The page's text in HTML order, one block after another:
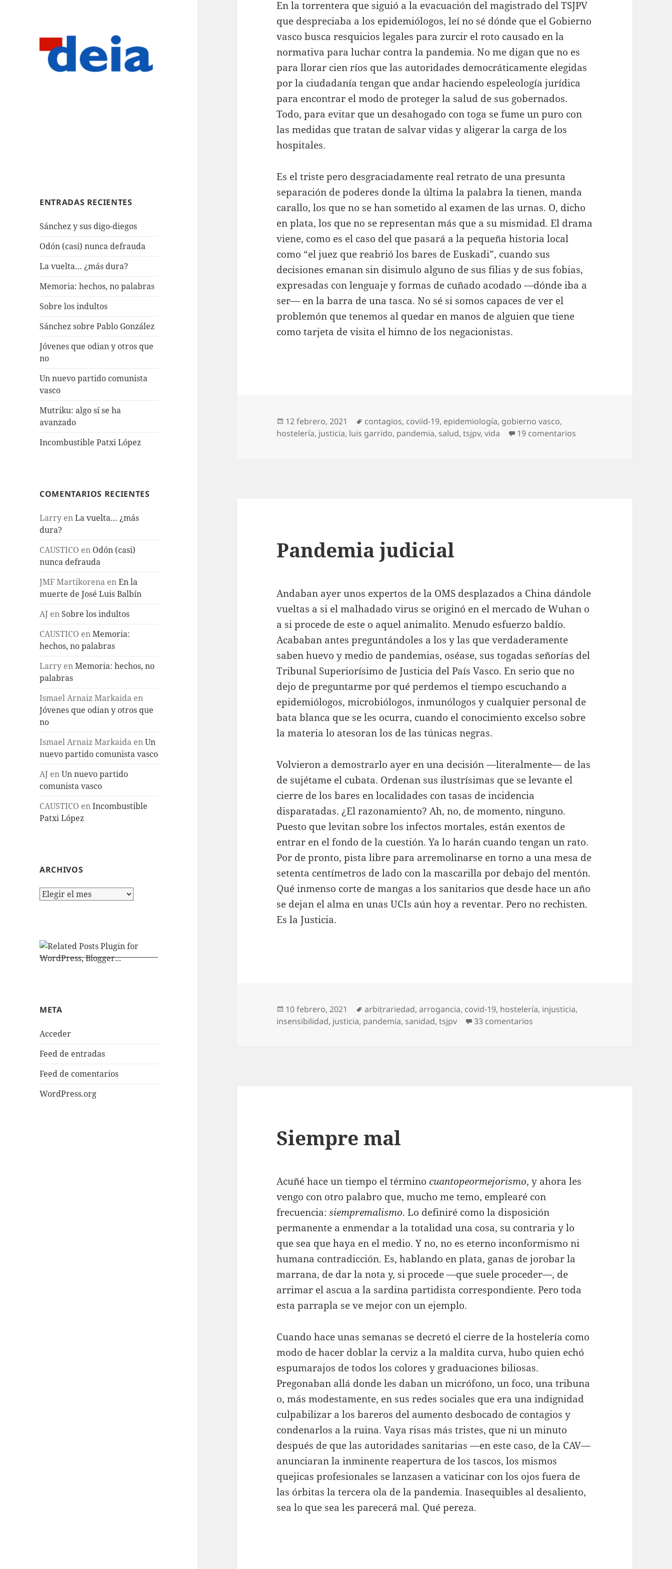
ENTRADAS RECIENTES
Sánchez y sus digo-diegos
Odón (casi) nunca defrauda
La vuelta… ¿más dura?
Memoria: hechos, no palabras
Sobre los indultos
Sánchez sobre Pablo González
Jóvenes que odian y otros que
no
Un nuevo partido comunista
vasco
Mutriku: algo sí se ha
avanzado
Incombustible Patxi López
COMENTARIOS RECIENTES
Larry enLa vuelta… ¿más
dura?
CAUSTICO en Odón (casi)
nunca defrauda
JMF Martikorena enEn la
muerte de José Luis Balbín
AJ en Sobre los indultos
CAUSTICO enMemoria:
hechos, no palabras
Larry enMemoria: hechos, no
palabras
Ismael Arnaiz Markaida en
Jóvenes que odian y otros que
no
Ismael Arnaiz Markaida enUn
nuevo partido comunista vasco
AJ enUn nuevo partido
comunista vasco
CAUSTICO enIncombustible
Patxi López
ARCHIVOS
Archivos
META
Acceder
Feed de entradas
Feed de comentarios
WordPress.org
En la torrentera que siguió a la evacuación del magistrado del TSJPV
que despreciaba a los epidemiólogos, leí no sé dónde que el Gobierno
vasco busca resquicios legales para zurcir el roto causado en la
normativa para luchar contra la pandemia. No me digan que no es
para llorar cien ríos que las autoridades democráticamente elegidas
por la ciudadanía tengan que andar haciendo espeleología jurídica
para encontrar el modo de proteger la salud de sus gobernados.
Todo, para evitar que un desahogado con toga se fume un puro con
las medidas que tratan de salvar vidas y aligerar la carga de los
hospitales.
Es el triste pero desgraciadamente real retrato de una presunta
separación de poderes donde la última la palabra la tienen, manda
carallo, los que no se han sometido al examen de las urnas. O, dicho
en plata, los que no se representan más que a su mismidad. El drama
viene, como es el caso del que pasará a la pequeña historia local
como “el juez que reabrió los bares de Euskadi”, cuando sus
decisiones emanan sin disimulo alguno de sus filias y de sus fobias,
expresadas con lenguaje y formas de cuñado acodado —dónde iba a
ser— en la barra de una tasca. No sé si somos capaces de ver el
problemón que tenemos al quedar en manos de alguien que tiene
como tarjeta de visita el himno de los negacionistas.
Publicado
el
12 febrero, 2021 Etiquetas
contagios, coviid-19, epidemiología, gobierno vasco,
hostelería, justicia, luis garrido, pandemia, salud,tsjpv,vida 19 comentarios
Pandemia judicial
Andaban ayer unos expertos de la OMS desplazados a China dándole
vueltas a si el malhadado virus se originó en el mercado de Wuhan o
a si procede de este o aquel animalito. Menudo esfuerzo baldío.
Acababan antes preguntándoles a los y las que verdaderamente
saben huevo y medio de pandemias, oséase, sus togadas señorías del
Tribunal Superiorísimo de Justicia del País Vasco. En serio que no
dejo de preguntarme por qué perdemos el tiempo escuchando a
epidemiólogos, microbiólogos, inmunólogos y cualquier personal de
bata blanca que se les ocurra, cuando el conocimiento excelso sobre
la materia lo atesoran los de las túnicas negras.
Volvieron a demostrarlo ayer en una decisión —literalmente— de las
de sujétame el cubata. Ordenan sus ilustrísimas que se levante el
cierre de los bares en localidades con tasas de incidencia
disparatadas. ¿El razonamiento? Ah, no, de momento, ninguno.
Puesto que levitan sobre los infectos mortales, están exentos de
entrar en el fondo de la cuestión. Ya lo harán cuando tengan un rato.
Por de pronto, pista libre para arremolinarse en torno a una mesa de
setenta centímetros de lado con la mascarilla por debajo del mentón.
Qué inmenso corte de mangas a los sanitarios que desde hace un año
se dejan el alma en unas UCIs aún hoy a reventar. Pero no rechisten.
Es la Justicia.
Publicado
el
10 febrero, 2021 Etiquetas
arbitrariedad,arrogancia, covid-19, hostelería, injusticia,
insensibilidad, justicia, pandemia, sanidad,tsjpv 33 comentarios
Siempre mal
Acuñé hace un tiempo el términocuantopeormejorismo, y ahora les
vengo con otro palabro que, mucho me temo, emplearé con
frecuencia:siempremalismo. Lo definiré como la disposición
permanente a enmendar a la totalidad una cosa, su contraria y lo
que sea que haya en el medio. Y no, no es eterno inconformismo ni
humana contradicción. Es, hablando en plata, ganas de jorobar la
marrana, de dar la nota y, si procede —que suele proceder—, de
arrimar el ascua a la sardina partidista correspondiente. Pero toda
esta parrapla se ve mejor con un ejemplo.
Cuando hace unas semanas se decretó el cierre de la hostelería como
modo de hacer doblar la cerviz a la maldita curva, hubo quien echó
espumarajos de todos los colores y graduaciones biliosas.
Pregonaban allá donde les daban un micrófono, un foco, una tribuna
o, más modestamente, en sus redes sociales que era una indignidad
culpabilizar a los bareros del aumento desbocado de contagios y
condenarlos a la ruina. Vaya risas más tristes, que ni un minuto
después de que las autoridades sanitarias —en este caso, de la CAV—
anunciaran la inminente reapertura de los tascos, los mismos
quejicas profesionales se lanzasen a vaticinar con los ojos fuera de
las órbitas la tercera ola de la pandemia. Inasequibles al desaliento,
sea lo que sea les parecerá mal. Qué pereza.